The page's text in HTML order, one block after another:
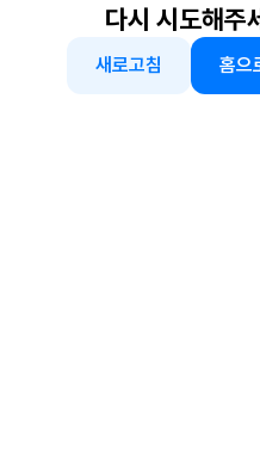
다시 시도해주
새로고침 홈으